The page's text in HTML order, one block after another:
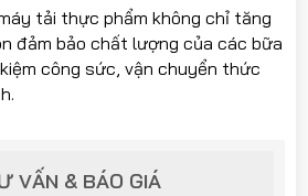
tải thực phẩm không chỉ tăng
đảm bảo chất lượng của các bữa
công sức, vận chuyển thức
VẤN & BÁO GIÁ